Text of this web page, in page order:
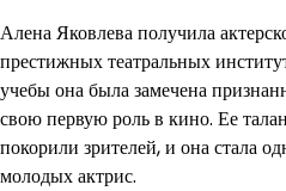
Алена Яковлева получила
престижных театральных
учебы она была замечена
свою первую роль в кино. Ее
покорили зрителей, и она стала
молодых актрис.